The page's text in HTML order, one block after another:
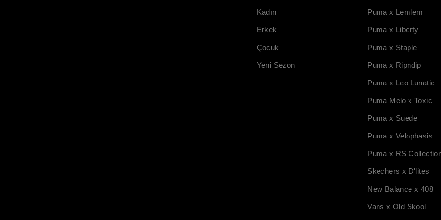
Kadın
Erkek
Çocuk
Yeni Sezon
Puma x Lemlem
Puma x Liberty
Puma x Staple
Puma x Ripndip
Puma x Leo Lunatic
Puma Melo x Toxic
Puma x Suede
Puma x Velophasis
Puma x RS
Skechers x D'lites
New Balance x 408
Vans x Old Skool